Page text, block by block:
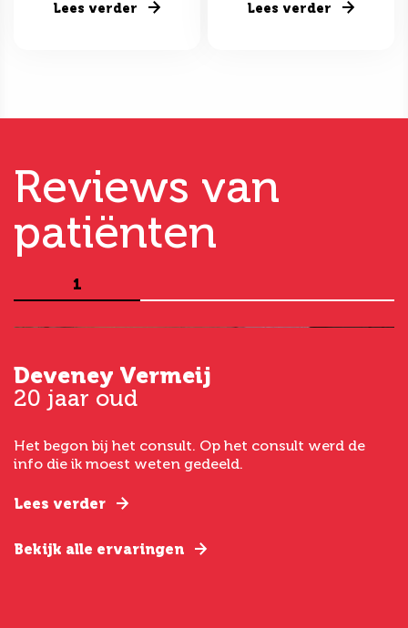
Lees verder Lees verder
Reviews van
patiënten
1
Deveney Vermeij
20 jaar oud
Het begon bij het consult. Op het consult werd de
info die ik moest weten gedeeld.
Lees verder
Bekijk alle ervaringen